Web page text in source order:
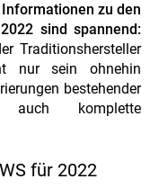
Informationen zu den
sind spannend:
Traditionshersteller
nur sein ohnehin
bestehender
auch komplette
für 2022